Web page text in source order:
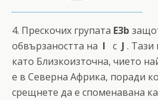
4. Прескочих групата E3b
обвързаността на I с J . Тази
като Близкоизточна, чието
е в Северна Африка, поради
срещнете да е споменавана